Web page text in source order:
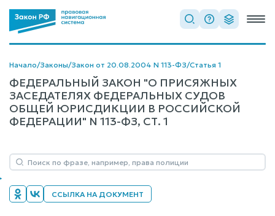
Начало/Законы/Закон от 20.08.2004 N 113-ФЗ/Статья 1
ФЕДЕРАЛЬНЫЙ ЗАКОН "О ПРИСЯЖНЫХ
ЗАСЕДАТЕЛЯХ ФЕДЕРАЛЬНЫХ СУДОВ
ОБЩЕЙ ЮРИСДИКЦИИ В РОССИЙСКОЙ
ФЕДЕРАЦИИ" N 113-ФЗ, СТ. 1
ССЫЛКА НА ДОКУМЕНТ